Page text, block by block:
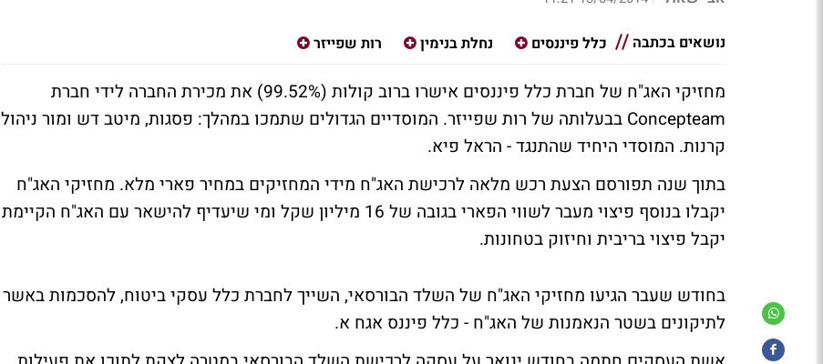
נושאים בכתבה כלל פיננסים נחלת בנימין רות שפייזר
מחזיקי האג"ח של חברת כלל פיננסים אישרו ברוב קולות (99.52%) את מכירת החברה לידי חברת
Concepteam בבעלותה של רות שפייזר. המוסדיים הגדולים שתמכו במהלך: פסגות, מיטב דש ומור ניהול
קרנות. המוסדי היחיד שהתנגד - הראל פיא.
בתוך שנה תפורסם הצעת רכש מלאה לרכישת האג"ח מידי המחזיקים במחיר פארי מלא. מחזיקי האג"ח
יקבלו בנוסף פיצוי מעבר לשווי הפארי בגובה של 16 מיליון שקל ומי שיעדיף להישאר עם האג"ח הקיימת
יקבל פיצוי בריבית וחיזוק בטחונות.
בחודש שעבר הגיעו מחזיקי האג"ח של השלד הבורסאי, השייך לחברת כלל עסקי ביטוח, להסכמותבאשר
לתיקונים בשטר הנאמנות של האג"ח - כלל פיננס אגח א.